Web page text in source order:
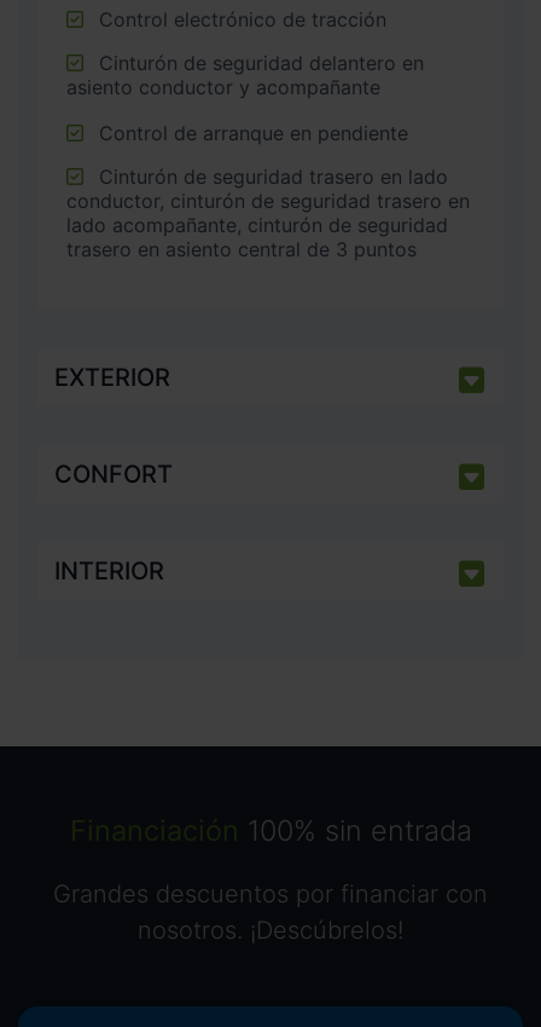
Control electrónico de tracción
asiento conductor y acompañante
Control de arranque en pendiente
conductor, cinturón de seguridad trasero en
lado acompañante, cinturón de seguridad
trasero en asiento central de 3 puntos
EXTERIOR
CONFORT
INTERIOR
Financiación 100% sin entrada
Grandes descuentos por financiar con
nosotros. ¡Descúbrelos!